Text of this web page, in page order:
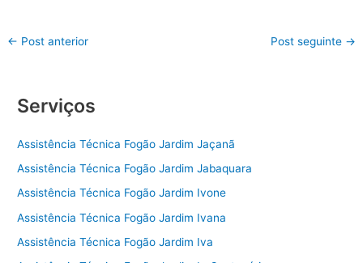
← Post anterior Post seguinte →
Serviços
Assistência Técnica Fogão Jardim Jaçanã
Assistência Técnica Fogão Jardim Jabaquara
Assistência Técnica Fogão Jardim Ivone
Assistência Técnica Fogão Jardim Ivana
Assistência Técnica Fogão Jardim Iva